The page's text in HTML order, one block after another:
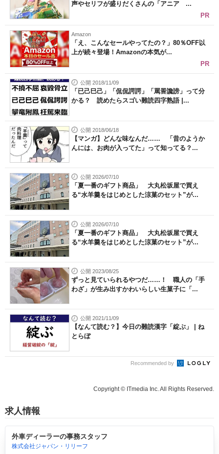
声やセリフが盛りだくさんの「アニア ...
PR
Amazon
「え、こんなセールやってたの？」80％OFF以
上が続々登場！Amazonの本気が...
PR
公開 2018/11/09
「已己巳己」「侃侃諤諤」「罵詈讒謗」って分
かる？ 読めたらスゴい難読四字熟語 |...
公開 2018/06/18
【マンガ】どんな味なんだ…… 「昔のようか
んには、お肉が入ってた」って知ってる？...
公開 2026/07/10
「夏一番のギフト商品」 大丸松坂屋で買え
る“水羊羹をはじめとした涼菓のセット”が...
公開 2026/07/10
「夏一番のギフト商品」 大丸松坂屋で買え
る“水羊羹をはじめとした涼菓のセット”が...
公開 2023/08/25
ずっと見ていられるやつだ……！ 職人の「手
わざ」が生み出すかわいらしい生菓子に「...
公開 2021/11/09
【なんて読む？】今日の難読漢字「綻ぶ」 | ね
とらぼ
Recommended by
Copyright © ITmedia Inc. All Rights Reserved.
求人情報
外車ディーラーの事務スタッフ
株式会社ジャパン・リリーフ